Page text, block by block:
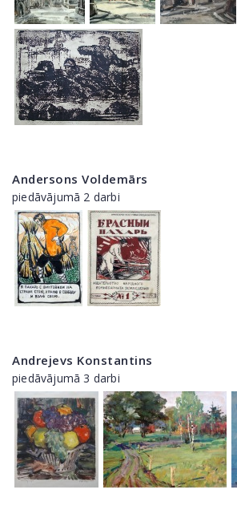
Andersons Voldemārs
piedāvājumā 2 darbi
Andrejevs Konstantins
piedāvājumā 3 darbi